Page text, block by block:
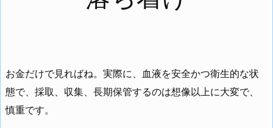
お金だけで見ればね。実際に、血液を安全かつ衛生的な状
態で、採取、収集、長期保管するのは想像以上に大変で、
慎重です。